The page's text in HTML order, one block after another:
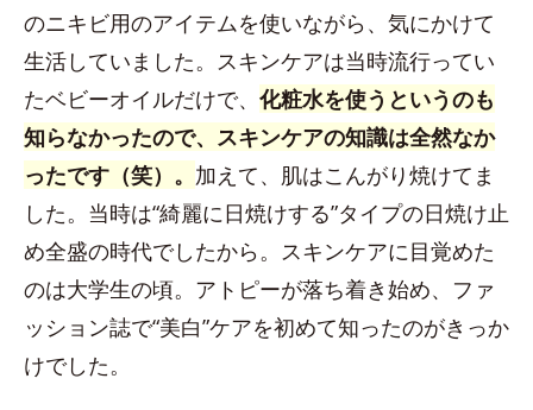
のニキビ用のアイテムを使いながら、気にかけて
生活していました。スキンケアは当時流行ってい
たベビーオイルだけで、 化粧水を使うというのも
知らなかったので、スキンケアの知識は全然なか
ったです（笑）。 加えて、肌はこんがり焼けてま
した。当時は“綺麗に日焼けする”タイプの日焼け止
め全盛の時代でしたから。スキンケアに目覚めた
のは大学生の頃。アトピーが落ち着き始め、ファ
ッション誌で“美白”ケアを初めて知ったのがきっか
けでした。